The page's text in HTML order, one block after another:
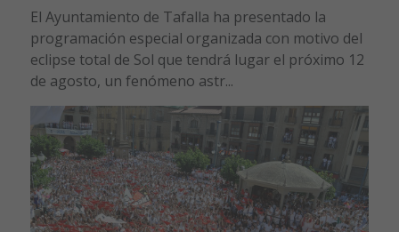
El Ayuntamiento de Tafalla ha presentado la
programación especial organizada con motivo del
eclipse total de Sol que tendrá lugar el próximo 12
de agosto, un fenómeno astr...